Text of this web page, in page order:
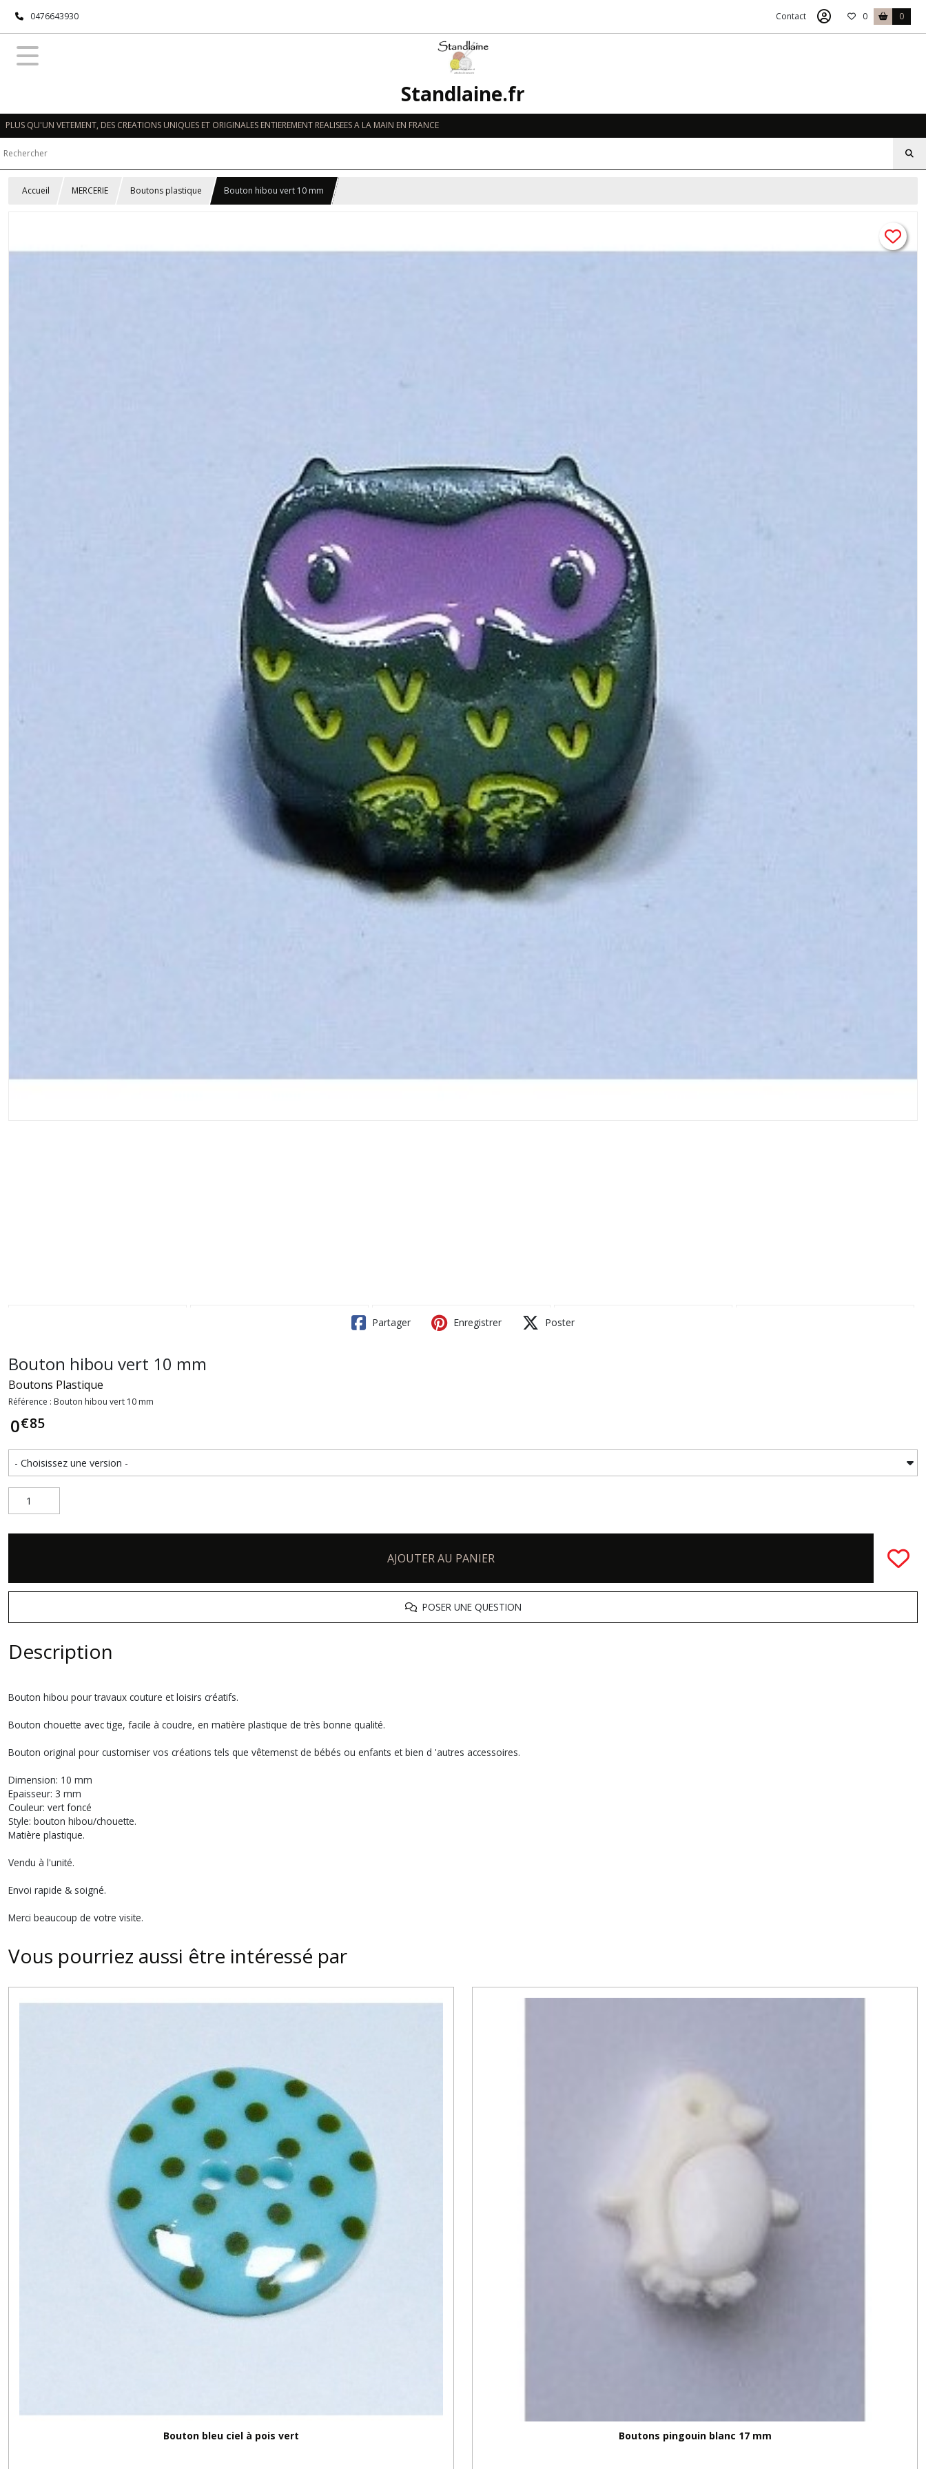
0476643930 Contact 0 0
Standlaine.fr
PLUS QU'UN VETEMENT, DES CREATIONS UNIQUES ET ORIGINALES ENTIEREMENT REALISEES A LA MAIN EN FRANCE
Accueil MERCERIE Boutons plastique Bouton hibou vert 10 mm
Partager Enregistrer Poster
Bouton hibou vert 10 mm
Boutons Plastique
Référence : Bouton hibou vert 10 mm
0€85
AJOUTER AU PANIER
POSER UNE QUESTION
Description
Bouton hibou pour travaux couture et loisirs créatifs.
Bouton chouette avec tige, facile à coudre, en matière plastique de très bonne qualité.
Bouton original pour customiser vos créations tels que vêtemenst de bébés ou enfants et bien d 'autres accessoires.
Dimension: 10 mm
Epaisseur: 3 mm
Couleur: vert foncé
Style: bouton hibou/chouette.
Matière plastique.
Vendu à l'unité.
Envoi rapide & soigné.
Merci beaucoup de votre visite.
Vous pourriez aussi être intéressé par
Bouton bleu ciel à pois vert Boutons pingouin blanc 17 mm